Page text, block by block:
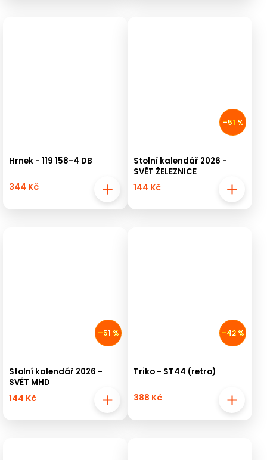
Hrnek - 119 158-4 DB
344 Kč
–51 %
Stolní kalendář 2026 -
SVĚT ŽELEZNICE
144 Kč
–51 %
Stolní kalendář 2026 -
SVĚT MHD
144 Kč
–42 %
Triko - ST44 (retro)
388 Kč